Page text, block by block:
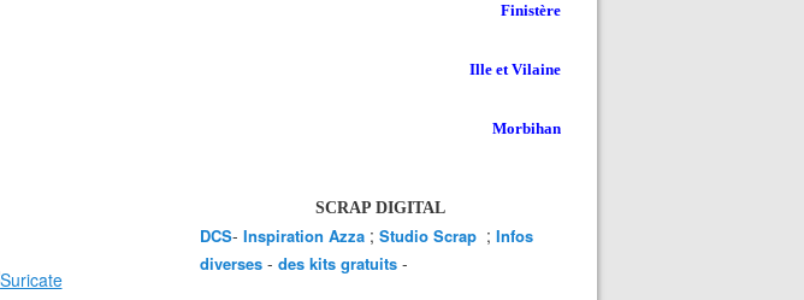
Finistère
Ille et Vilaine
Morbihan
SCRAP DIGITAL
DCS- Inspiration Azza ; Studio Scrap ; Infos
diverses - des kits gratuits -